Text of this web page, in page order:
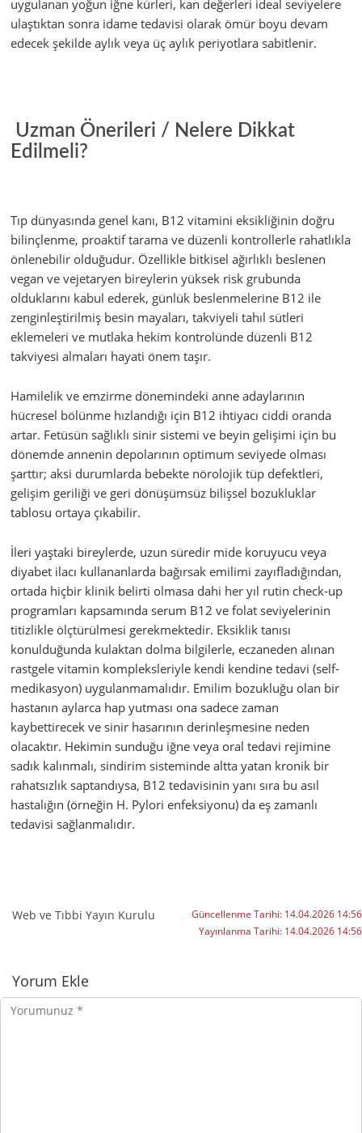
uygulanan yoğun iğne kürleri, kan değerleri ideal seviyelere
ulaştıktan sonra idame tedavisi olarak ömür boyu devam
edecek şekilde aylık veya üç aylık periyotlara sabitlenir.
Uzman Önerileri / Nelere Dikkat
Edilmeli?
Tıp dünyasında genel kanı, B12 vitamini eksikliğinin doğru
bilinçlenme, proaktif tarama ve düzenli kontrollerle rahatlıkla
önlenebilir olduğudur. Özellikle bitkisel ağırlıklı beslenen
vegan ve vejetaryen bireylerin yüksek risk grubunda
olduklarını kabul ederek, günlük beslenmelerine B12 ile
zenginleştirilmiş besin mayaları, takviyeli tahıl sütleri
eklemeleri ve mutlaka hekim kontrolünde düzenli B12
takviyesi almaları hayati önem taşır.
Hamilelik ve emzirme dönemindeki anne adaylarının
hücresel bölünme hızlandığı için B12 ihtiyacı ciddi oranda
artar. Fetüsün sağlıklı sinir sistemi ve beyin gelişimi için bu
dönemde annenin depolarının optimum seviyede olması
şarttır; aksi durumlarda bebekte nörolojik tüp defektleri,
gelişim geriliği ve geri dönüşümsüz bilişsel bozukluklar
tablosu ortaya çıkabilir.
İleri yaştaki bireylerde, uzun süredir mide koruyucu veya
diyabet ilacı kullananlarda bağırsak emilimi zayıfladığından,
ortada hiçbir klinik belirti olmasa dahi her yıl rutin check-up
programları kapsamında serum B12 ve folat seviyelerinin
titizlikle ölçtürülmesi gerekmektedir. Eksiklik tanısı
konulduğunda kulaktan dolma bilgilerle, eczaneden alınan
rastgele vitamin kompleksleriyle kendi kendine tedavi (self-
medikasyon) uygulanmamalıdır. Emilim bozukluğu olan bir
hastanın aylarca hap yutması ona sadece zaman
kaybettirecek ve sinir hasarının derinleşmesine neden
olacaktır. Hekimin sunduğu iğne veya oral tedavi rejimine
sadık kalınmalı, sindirim sisteminde altta yatan kronik bir
rahatsızlık saptandıysa, B12 tedavisinin yanı sıra bu asıl
hastalığın (örneğin H. Pylori enfeksiyonu) da eş zamanlı
tedavisi sağlanmalıdır.
Web ve Tıbbi Yayın Kurulu Güncellenme Tarihi: 14.04.2026 14:56
Yayınlanma Tarihi: 14.04.2026 14:56
Yorumlar
Yorum Ekle
Yorumunuz